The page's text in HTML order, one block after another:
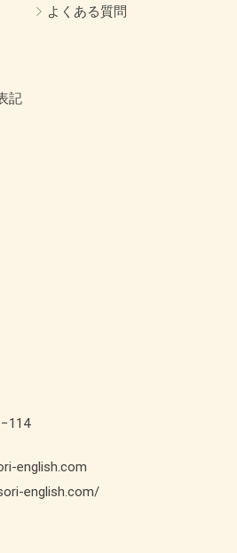
よくある質問
記
english.com
english.com/